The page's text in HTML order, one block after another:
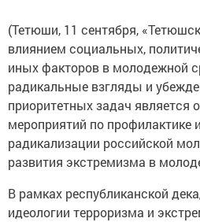
(Тетюши, 11 сентября,
влиянием социальных,
иных факторов в молодежной
радикальные взгляды и
приоритетных задач является
мероприятий по профилактике
радикализации российской
развития экстремизма в
В рамках республиканской
идеологии терроризма и